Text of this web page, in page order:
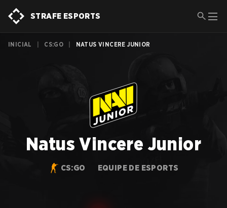
STRAFE ESPORTS
INICIAL CS:GO NATUS VINCERE JUNIOR
Natus Vincere Junior
CS:GO EQUIPE DE ESPORTS